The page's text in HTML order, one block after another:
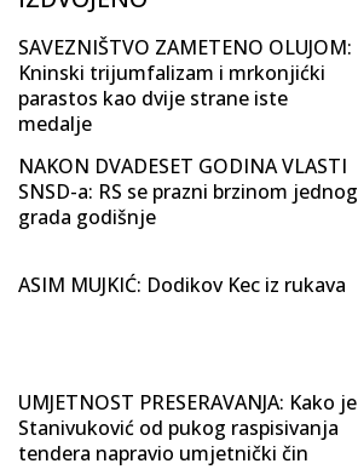
SAVEZNIŠTVO ZAMETENO OLUJOM:
Kninski trijumfalizam i mrkonjićki
parastos kao dvije strane iste
medalje
NAKON DVADESET GODINA VLASTI
SNSD-a: RS se prazni brzinom jednog
grada godišnje
ASIM MUJKIĆ: Dodikov Kec iz rukava
UMJETNOST PRESERAVANJA: Kako je
Stanivuković od pukog raspisivanja
tendera napravio umjetnički čin